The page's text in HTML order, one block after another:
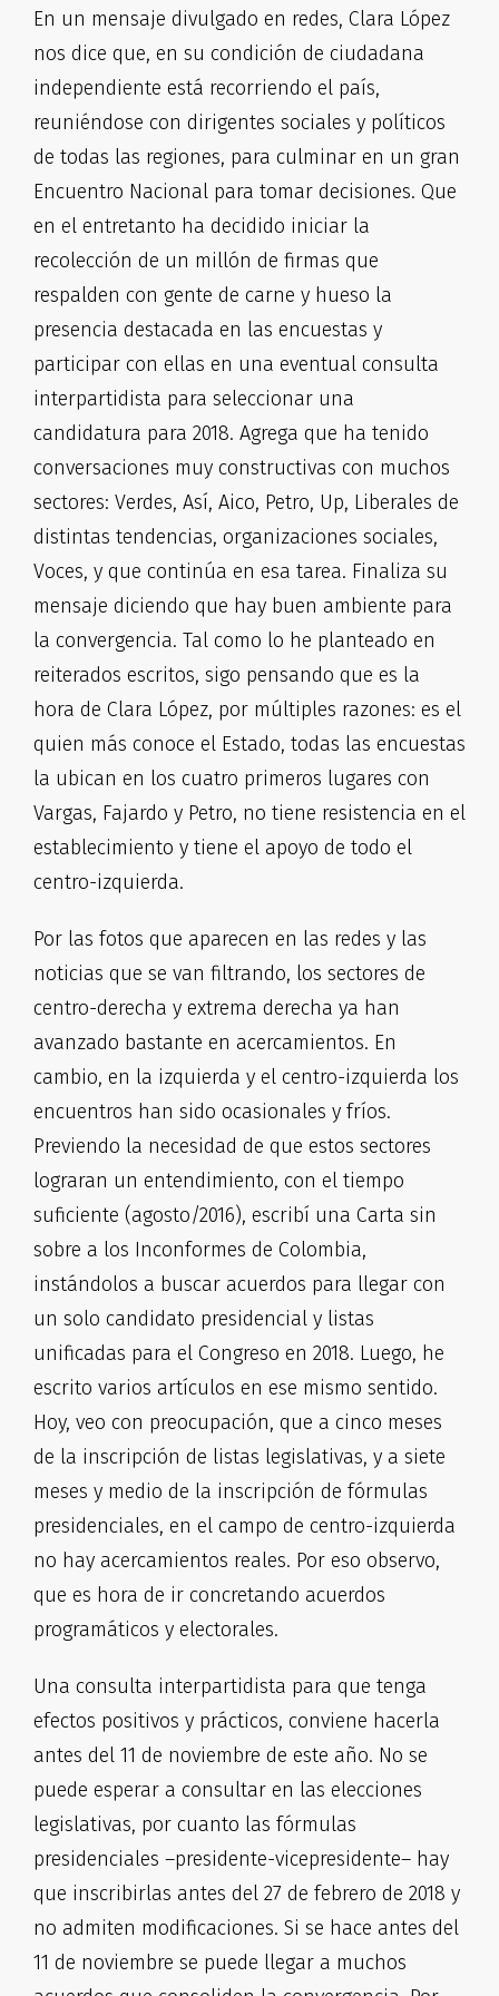
En un mensaje divulgado en redes, Clara López
nos dice que, en su condición de ciudadana
independiente está recorriendo el país,
reuniéndose con dirigentes sociales y políticos
de todas las regiones, para culminar en un gran
Encuentro Nacional para tomar decisiones. Que
en el entretanto ha decidido iniciar la
recolección de un millón de firmas que
respalden con gente de carne y hueso la
presencia destacada en las encuestas y
participar con ellas en una eventual consulta
interpartidista para seleccionar una
candidatura para 2018. Agrega que ha tenido
conversaciones muy constructivas con muchos
sectores: Verdes, Así, Aico, Petro, Up, Liberales de
distintas tendencias, organizaciones sociales,
Voces, y que continúa en esa tarea. Finaliza su
mensaje diciendo que hay buen ambiente para
la convergencia. Tal como lo he planteado en
reiterados escritos, sigo pensando que es la
hora de Clara López, por múltiples razones: es el
quien más conoce el Estado, todas las encuestas
la ubican en los cuatro primeros lugares con
Vargas, Fajardo y Petro, no tiene resistencia en el
establecimiento y tiene el apoyo de todo el
centro-izquierda.
Por las fotos que aparecen en las redes y las
noticias que se van filtrando, los sectores de
centro-derecha y extrema derecha ya han
avanzado bastante en acercamientos. En
cambio, en la izquierda y el centro-izquierda los
encuentros han sido ocasionales y fríos.
Previendo la necesidad de que estos sectores
lograran un entendimiento, con el tiempo
suficiente (agosto/2016), escribí una Carta sin
sobre a los Inconformes de Colombia,
instándolos a buscar acuerdos para llegar con
un solo candidato presidencial y listas
unificadas para el Congreso en 2018. Luego, he
escrito varios artículos en ese mismo sentido.
Hoy, veo con preocupación, que a cinco meses
de la inscripción de listas legislativas, y a siete
meses y medio de la inscripción de fórmulas
presidenciales, en el campo de centro-izquierda
no hay acercamientos reales. Por eso observo,
que es hora de ir concretando acuerdos
programáticos y electorales.
Una consulta interpartidista para que tenga
efectos positivos y prácticos, conviene hacerla
antes del 11 de noviembre de este año. No se
puede esperar a consultar en las elecciones
legislativas, por cuanto las fórmulas
presidenciales –presidente-vicepresidente– hay
que inscribirlas antes del 27 de febrero de 2018 y
no admiten modificaciones. Si se hace antes del
11 de noviembre se puede llegar a muchos